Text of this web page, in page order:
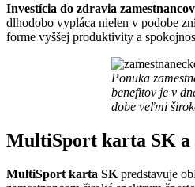
Investícia do zdravia zamestnancov
dlhodobo vypláca nielen v podobe
forme vyššej produktivity a
Ponuka
benefitov je v
dobe veľmi
MultiSport karta SK a
MultiSport karta SK predstavuje